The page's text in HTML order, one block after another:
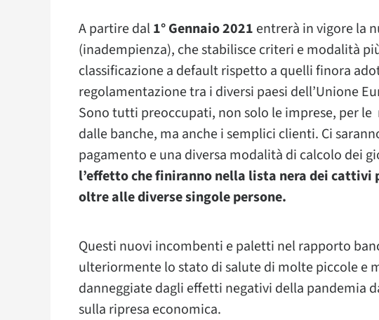
A partire dal1° Gennaio 2021 entrerà in vigore la
(inadempienza), che stabilisce criteri e modalità
classificazione a default rispetto a quelli finora
regolamentazione tra i diversi paesi dell’Unione
Sono tutti preoccupati, non solo le imprese, per
dalle banche, ma anche i semplici clienti. Ci
pagamento e una diversa modalità di calcolo dei
l’effetto che finiranno nella lista nera dei cattivi
oltre alle diverse singole persone.
Questi nuovi incombenti e paletti nel rapporto
ulteriormente lo stato di salute di molte piccole e
danneggiate dagli effetti negativi della pandemia
sulla ripresa economica.